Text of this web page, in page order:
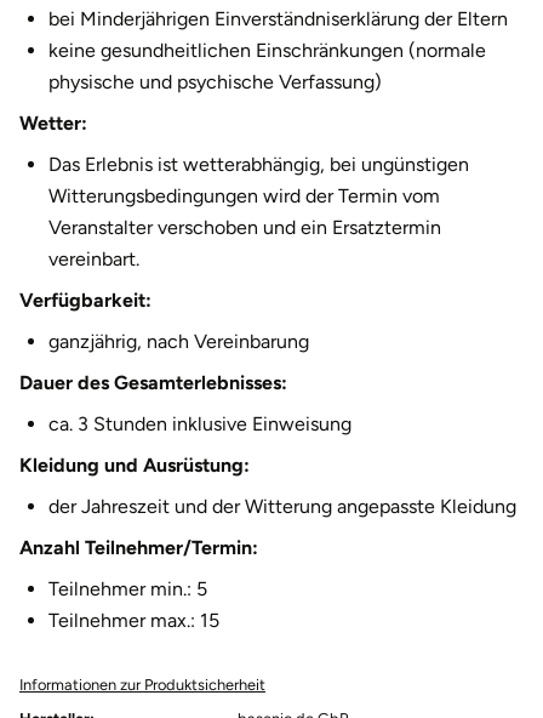
bei Minderjährigen Einverständniserklärung der Eltern
keine gesundheitlichen Einschränkungen (normale
physische und psychische Verfassung)
Wetter:
Das Erlebnis ist wetterabhängig, bei ungünstigen
Witterungsbedingungen wird der Termin vom
Veranstalter verschoben und ein Ersatztermin
vereinbart.
Verfügbarkeit:
ganzjährig, nach Vereinbarung
Dauer des Gesamterlebnisses:
ca. 3 Stunden inklusive Einweisung
Kleidung und Ausrüstung:
der Jahreszeit und der Witterung angepasste Kleidung
Anzahl Teilnehmer/Termin:
Teilnehmer min.: 5
Teilnehmer max.: 15
Informationen zur Produktsicherheit
Gotha
Göppingen
Halle
Hamburg
Hannover
Heidelberg
Heilbronn
Heldburg